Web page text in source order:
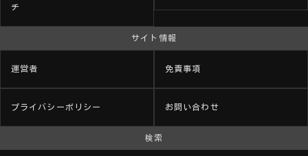
チ
サイト情報
運営者 免責事項
プライバシーポリシー お問い合わせ
検索